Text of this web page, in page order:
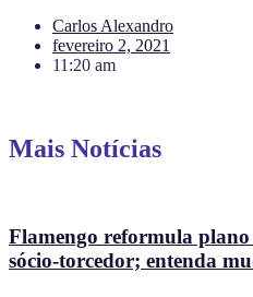
Carlos Alexandro
fevereiro 2, 2021
11:20 am
Mais Notícias
Flamengo reformula
sócio-torcedor; entenda